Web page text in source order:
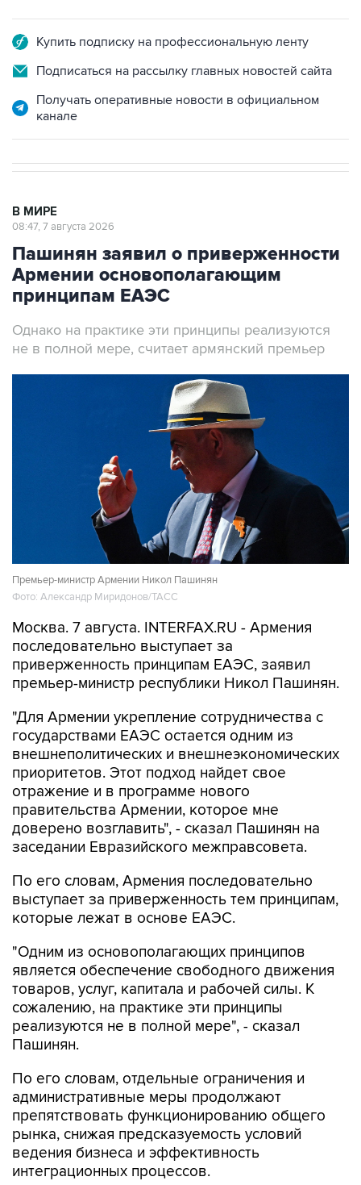
Купить подписку на профессиональную ленту
Подписаться на рассылку главных новостей сайта
Получать оперативные новости в официальном
канале
В МИРЕ
08:47, 7 августа 2026
Пашинян заявил о приверженности
Армении основополагающим
принципам ЕАЭС
Однако на практике эти принципы реализуются
не в полной мере, считает армянский премьер
Премьер-министр Армении Никол Пашинян
Фото: Александр Миридонов/ТАСС
Москва. 7 августа. INTERFAX.RU - Армения
последовательно выступает за
приверженность принципам ЕАЭС, заявил
премьер-министр республики Никол Пашинян.
"Для Армении укрепление сотрудничества с
государствами ЕАЭС остается одним из
внешнеполитических и внешнеэкономических
приоритетов. Этот подход найдет свое
отражение и в программе нового
правительства Армении, которое мне
доверено возглавить", - сказал Пашинян на
заседании Евразийского межправсовета.
По его словам, Армения последовательно
выступает за приверженность тем принципам,
которые лежат в основе ЕАЭС.
"Одним из основополагающих принципов
является обеспечение свободного движения
товаров, услуг, капитала и рабочей силы. К
сожалению, на практике эти принципы
реализуются не в полной мере", - сказал
Пашинян.
По его словам, отдельные ограничения и
административные меры продолжают
препятствовать функционированию общего
рынка, снижая предсказуемость условий
ведения бизнеса и эффективность
интеграционных процессов.